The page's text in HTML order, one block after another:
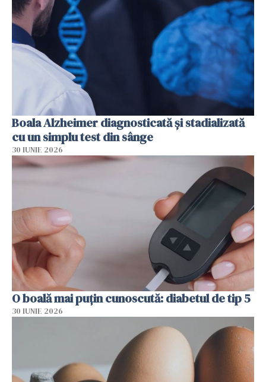
Boala Alzheimer diagnosticată și stadializată
cu un simplu test din sânge
30 IUNIE 2026
O boală mai puțin cunoscută: diabetul de tip 5
30 IUNIE 2026